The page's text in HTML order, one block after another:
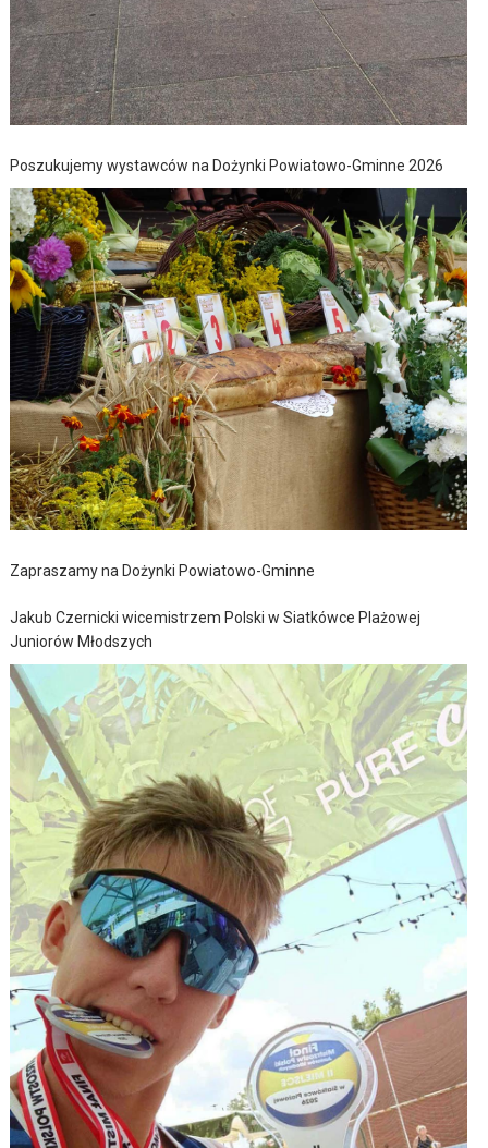
Poszukujemy wystawców na Dożynki Powiatowo-Gminne 2026
Zapraszamy na Dożynki Powiatowo-Gminne
Jakub Czernicki wicemistrzem Polski w Siatkówce Plażowej
Juniorów Młodszych